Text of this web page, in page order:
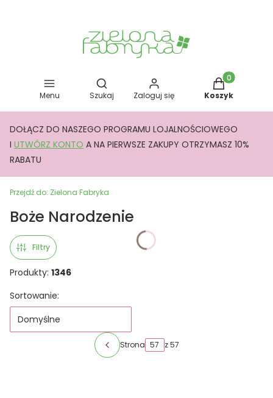
Menu
Otwórz wyszukiwarkę
Szukaj Zaloguj się
Produkty w
Koszyk
DOŁĄCZ DO NASZEGO PROGRAMU LOJALNOŚCIOWEGO
I UTWÓRZ KONTO A NA PIERWSZE ZAKUPY OTRZYMASZ 10%
RABATU
Przejdź do: Zielona Fabryka
Boże Narodzenie
Filtry
Produkty: 1346
Lista produktów
Sortowanie:
Domyślne
Poprzednie produkty
Strona z 57